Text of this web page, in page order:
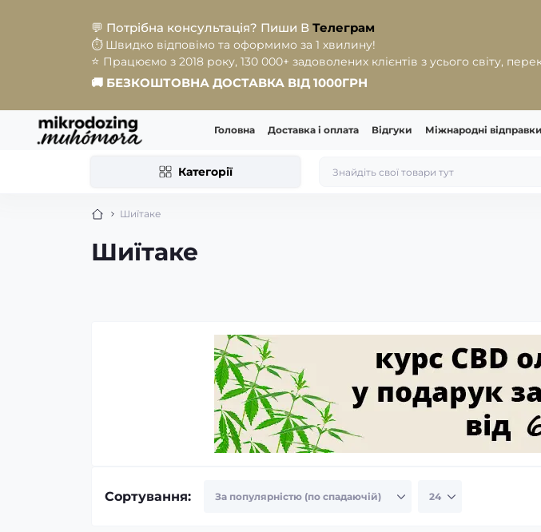
💬 Потрібна консультація? Пиши В Телеграм
⏱️ Швидко відповімо та оформимо за 1 хвилину!
⭐️ Працюємо з 2018 року, 130 000+ задоволених клієнтів з усього світу,
🚚 БЕЗКОШТОВНА ДОСТАВКА ВІД 1000ГРН
Головна Доставка і оплата Відгуки Міжнародні відправки
Категорії
Шиїтаке
Шиїтаке
Сортування: